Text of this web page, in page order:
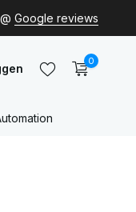
@ Google reviews
0